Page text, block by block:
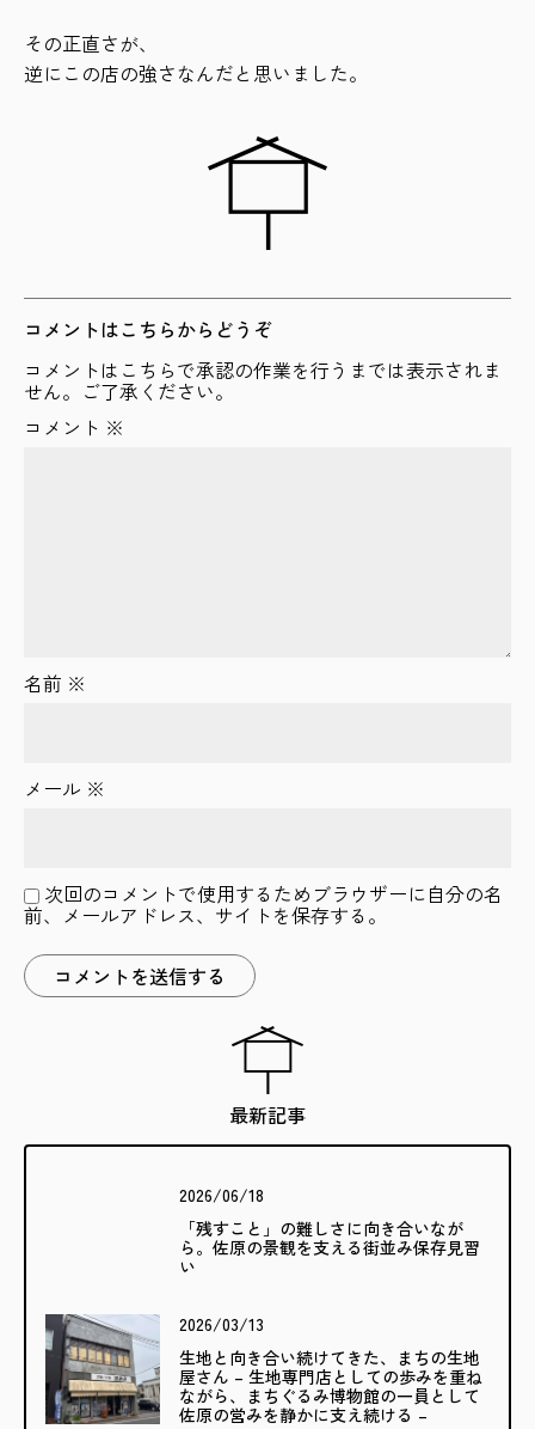
その正直さが、
逆にこの店の強さなんだと思いました。
コメントはこちらからどうぞ
コメントはこちらで承認の作業を行うまでは表示されま
せん。ご了承ください。
コメント ※
名前 ※
メール ※
次回のコメントで使用するためブラウザーに自分の名
前、メールアドレス、サイトを保存する。
最新記事
2026/06/18
「残すこと」の難しさに向き合いなが
ら。佐原の景観を支える街並み保存見習
い
2026/03/13
生地と向き合い続けてきた、まちの生地
屋さん – 生地専門店としての歩みを重ね
ながら、まちぐるみ博物館の一員として
佐原の営みを静かに支え続ける –